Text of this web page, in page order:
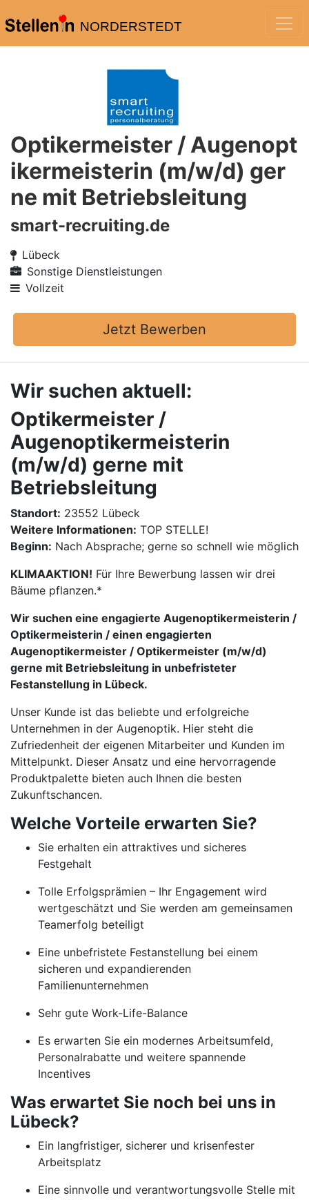
NORDERSTEDT
Optikermeister / Augenopt
ikermeisterin (m/w/d) ger
ne mit Betriebsleitung
smart-recruiting.de
Lübeck
Sonstige Dienstleistungen
Vollzeit
Jetzt Bewerben
Wir suchen aktuell:
Optikermeister /
Augenoptikermeisterin
(m/w/d) gerne mit
Betriebsleitung
Standort: 23552 Lübeck
Weitere Informationen: TOP STELLE!
Beginn: Nach Absprache; gerne so schnell wie möglich
KLIMAAKTION! Für Ihre Bewerbung lassen wir drei
Bäume pflanzen.*
Wir suchen eine engagierte Augenoptikermeisterin /
Optikermeisterin / einen engagierten
Augenoptikermeister / Optikermeister (m/w/d)
gerne mit Betriebsleitung in unbefristeter
Festanstellung in Lübeck.
Unser Kunde ist das beliebte und erfolgreiche
Unternehmen in der Augenoptik. Hier steht die
Zufriedenheit der eigenen Mitarbeiter und Kunden im
Mittelpunkt. Dieser Ansatz und eine hervorragende
Produktpalette bieten auch Ihnen die besten
Zukunftschancen.
Welche Vorteile erwarten Sie?
Sie erhalten ein attraktives und sicheres
Festgehalt
Tolle Erfolgsprämien – Ihr Engagement wird
wertgeschätzt und Sie werden am gemeinsamen
Teamerfolg beteiligt
Eine unbefristete Festanstellung bei einem
sicheren und expandierenden
Familienunternehmen
Sehr gute Work-Life-Balance
Es erwarten Sie ein modernes Arbeitsumfeld,
Personalrabatte und weitere spannende
Incentives
Was erwartet Sie noch bei uns in
Lübeck?
Ein langfristiger, sicherer und krisenfester
Arbeitsplatz
Eine sinnvolle und verantwortungsvolle Stelle mit